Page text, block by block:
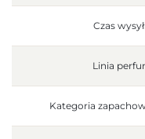
Czas
Linia
Kategoria